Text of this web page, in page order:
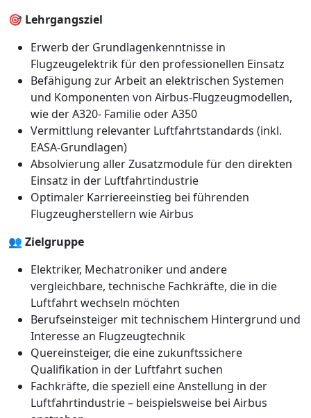
🎯 Lehrgangsziel
Erwerb der Grundlagenkenntnisse in
Flugzeugelektrik für den professionellen Einsatz
Befähigung zur Arbeit an elektrischen Systemen
und Komponenten von Airbus-Flugzeugmodellen,
wie der A320- Familie oder A350
Vermittlung relevanter Luftfahrtstandards (inkl.
EASA-Grundlagen)
Absolvierung aller Zusatzmodule für den direkten
Einsatz in der Luftfahrtindustrie
Optimaler Karriereeinstieg bei führenden
Flugzeugherstellern wie Airbus
👥 Zielgruppe
Elektriker, Mechatroniker und andere
vergleichbare, technische Fachkräfte, die in die
Luftfahrt wechseln möchten
Berufseinsteiger mit technischem Hintergrund und
Interesse an Flugzeugtechnik
Quereinsteiger, die eine zukunftssichere
Qualifikation in der Luftfahrt suchen
Fachkräfte, die speziell eine Anstellung in der
Luftfahrtindustrie – beispielsweise bei Airbus